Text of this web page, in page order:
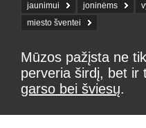
jaunimui joninėms
miesto šventei
Mūzos pažįsta ne
perveria širdį, bet ir
garso bei šviesų.